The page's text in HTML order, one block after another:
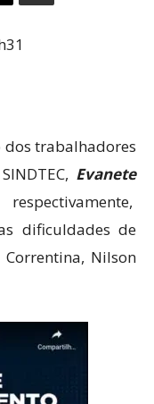
dos trabalhadores
Evanete
dificuldades de
Nilson